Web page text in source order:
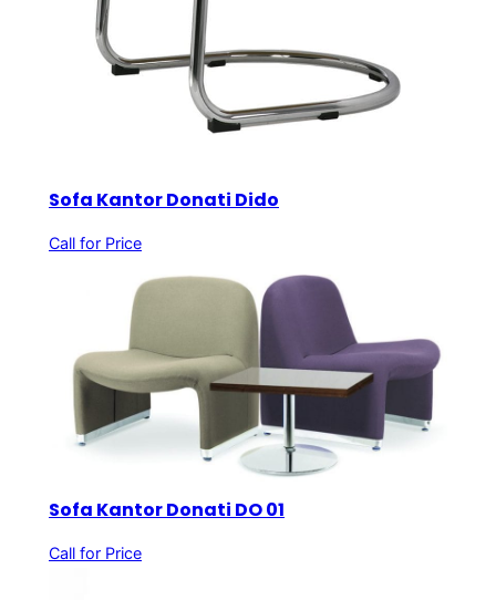
Sofa Kantor Donati Dido
Call for Price
Sofa Kantor Donati DO 01
Call for Price